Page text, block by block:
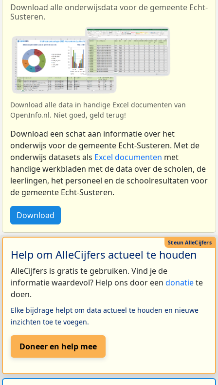
Download alle onderwijsdata voor de gemeente Echt-
Susteren.
Download alle data in handige Excel documenten van
OpenInfo.nl. Niet goed, geld terug!
Download een schat aan informatie over het
onderwijs voor de gemeente Echt-Susteren. Met de
onderwijs datasets als Excel documenten met
handige werkbladen met de data over de scholen, de
leerlingen, het personeel en de schoolresultaten voor
de gemeente Echt-Susteren.
Download
Help om AlleCijfers actueel te houden
AlleCijfers is gratis te gebruiken. Vind je de
informatie waardevol? Help ons door een donatiete
doen.
Elke bijdrage helpt om data actueel te houden en nieuwe
inzichten toe te voegen.
Doneer en help mee